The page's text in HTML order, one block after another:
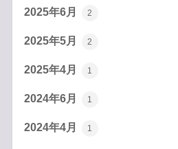
2025年6月 2
2025年5月 2
2025年4月 1
2024年6月 1
2024年4月 1